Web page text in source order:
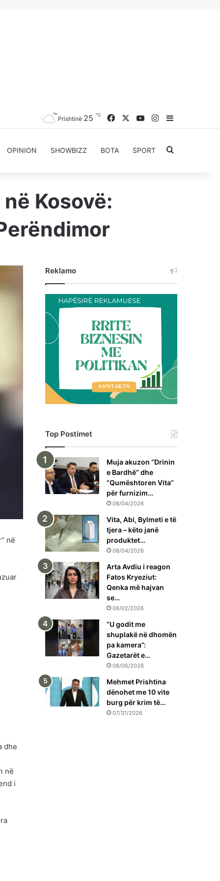
Prishtinë 25 ℃ FacebookYouTubeInstagram
Sidebar
OPINION SHOWBIZZ BOTA SPORT Kërkoni
Kosovë:
në
dhe
në
i
Reklamo
Top Postimet
Muja akuzon “Drinin
e Bardhë” dhe
“Qumështoren Vita”
për furnizim…
08/04/2026
Vita, Abi, Bylmeti e të
tjera – këto janë
produktet…
08/04/2026
Arta Avdiu i reagon
Fatos Kryeziut:
Qenka më hajvan
se…
08/02/2026
“U godit me
shuplakë në dhomën
pa kamera”:
Gazetarët e…
08/06/2026
Mehmet Prishtina
dënohet me 10 vite
burg për krim të…
07/31/2026